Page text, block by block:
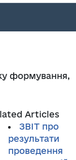
формування,
Articles
ЗВІТ про
результати
проведення